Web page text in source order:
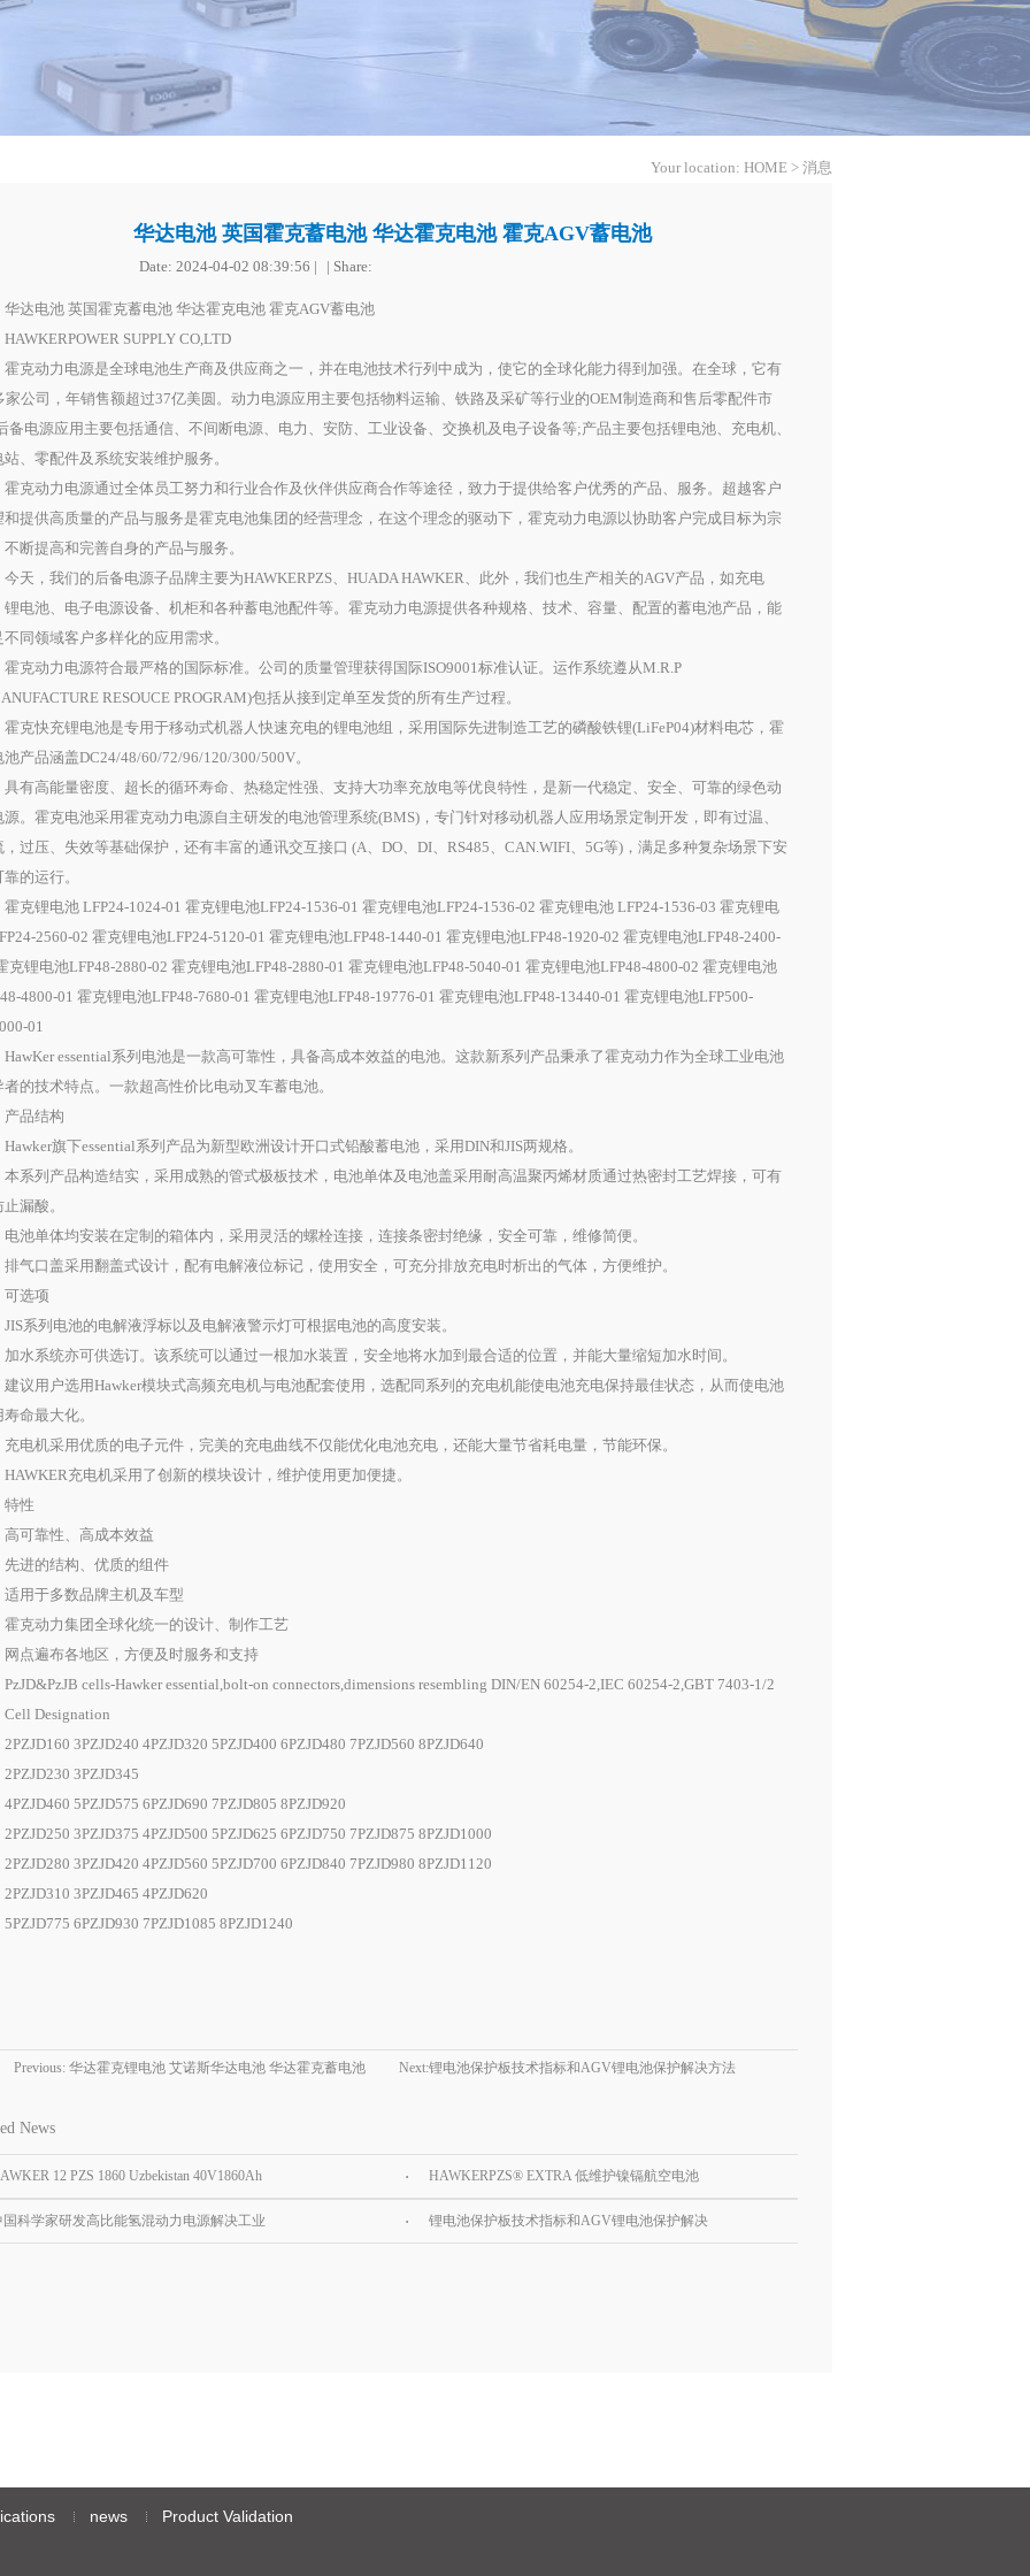
Your location: HOME > 消息
华达电池 英国霍克蓄电池 华达霍克电池 霍克AGV蓄电池
Date: 2024-04-02 08:39:56
电池 英国霍克蓄电池 华达霍克电池 霍克AGV蓄电池
SUPPLY CO,LTD
动力电源是全球电池生产商及供应商之一，并在电池技术行列中成为，使它的全球化能力得到加强。在全球，它有
家公司，年销售额超过37亿美圆。动力电源应用主要包括物料运输、铁路及采矿等行业的OEM制造商和售后零配件市
备电源应用主要包括通信、不间断电源、电力、安防、工业设备、交换机及电子设备等;产品主要包括锂电池、充电机、
站、零配件及系统安装维护服务。
动力电源通过全体员工努力和行业合作及伙伴供应商合作等途径，致力于提供给客户优秀的产品、服务。超越客户
和提供高质量的产品与服务是霍克电池集团的经营理念，在这个理念的驱动下，霍克动力电源以协助客户完成目标为宗
不断提高和完善自身的产品与服务。
，我们的后备电源子品牌主要为HAWKERPZS、HUADA HAWKER、此外，我们也生产相关的AGV产品，如充电
锂电池、电子电源设备、机柜和各种蓄电池配件等。霍克动力电源提供各种规格、技术、容量、配置的蓄电池产品，能
不同领域客户多样化的应用需求。
动力电源符合最严格的国际标准。公司的质量管理获得国际ISO9001标准认证。运作系统遵从M.R.P
RESOUCE PROGRAM)包括从接到定单至发货的所有生产过程。
快充锂电池是专用于移动式机器人快速充电的锂电池组，采用国际先进制造工艺的磷酸铁锂(LiFeP04)材料电芯，霍
池产品涵盖DC24/48/60/72/96/120/300/500V。
高能量密度、超长的循环寿命、热稳定性强、支持大功率充放电等优良特性，是新一代稳定、安全、可靠的绿色动
源。霍克电池采用霍克动力电源自主研发的电池管理系统(BMS)，专门针对移动机器人应用场景定制开发，即有过温、
，过压、失效等基础保护，还有丰富的通讯交互接口 (A、DO、DI、RS485、CAN.WIFI、5G等)，满足多种复杂场景下安
的运行。
锂电池 LFP24-1024-01 霍克锂电池LFP24-1536-01 霍克锂电池LFP24-1536-02 霍克锂电池 LFP24-1536-03 霍克锂电
2560-02 霍克锂电池LFP24-5120-01 霍克锂电池LFP48-1440-01 霍克锂电池LFP48-1920-02 霍克锂电池LFP48-2400-
克锂电池LFP48-2880-02 霍克锂电池LFP48-2880-01 霍克锂电池LFP48-5040-01 霍克锂电池LFP48-4800-02 霍克锂电池
4800-01 霍克锂电池LFP48-7680-01 霍克锂电池LFP48-19776-01 霍克锂电池LFP48-13440-01 霍克锂电池LFP500-
01
essential系列电池是一款高可靠性，具备高成本效益的电池。这款新系列产品秉承了霍克动力作为全球工业电池
者的技术特点。一款超高性价比电动叉车蓄电池。
品结构
旗下essential系列产品为新型欧洲设计开口式铅酸蓄电池，采用DIN和JIS两规格。
列产品构造结实，采用成熟的管式极板技术，电池单体及电池盖采用耐高温聚丙烯材质通过热密封工艺焊接，可有
漏酸。
单体均安装在定制的箱体内，采用灵活的螺栓连接，连接条密封绝缘，安全可靠，维修简便。
口盖采用翻盖式设计，配有电解液位标记，使用安全，可充分排放充电时析出的气体，方便维护。
选项
系列电池的电解液浮标以及电解液警示灯可根据电池的高度安装。
系统亦可供选订。该系统可以通过一根加水装置，安全地将水加到最合适的位置，并能大量缩短加水时间。
用户选用Hawker模块式高频充电机与电池配套使用，选配同系列的充电机能使电池充电保持最佳状态，从而使电池
命最大化。
机采用优质的电子元件，完美的充电曲线不仅能优化电池充电，还能大量节省耗电量，节能环保。
充电机采用了创新的模块设计，维护使用更加便捷。
性
靠性、高成本效益
的结构、优质的组件
于多数品牌主机及车型
动力集团全球化统一的设计、制作工艺
遍布各地区，方便及时服务和支持
cells-Hawker essential,bolt-on connectors,dimensions resembling DIN/EN 60254-2,IEC 60254-2,GBT 7403-1/2
Designation
3PZJD240 4PZJD320 5PZJD400 6PZJD480 7PZJD560 8PZJD640
3PZJD345
5PZJD575 6PZJD690 7PZJD805 8PZJD920
3PZJD375 4PZJD500 5PZJD625 6PZJD750 7PZJD875 8PZJD1000
3PZJD420 4PZJD560 5PZJD700 6PZJD840 7PZJD980 8PZJD1120
3PZJD465 4PZJD620
6PZJD930 7PZJD1085 8PZJD1240
Previous:华达霍克锂电池 艾诺斯华达电池 华达霍克蓄电池 Next:锂电池保护板技术指标和AGV锂电池保护解决方法
News
12 PZS 1860 Uzbekistan 40V1860Ah
tractor battery
HAWKERPZS® EXTRA 低维护镍镉航空电池
国科学家研发高比能氢混动力电源解决工业 锂电池保护板技术指标和AGV锂电池保护解决
news Product Validation